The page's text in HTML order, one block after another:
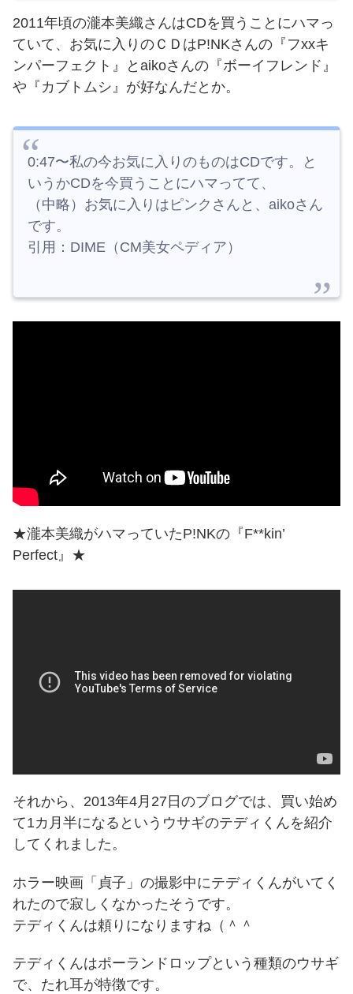
2011年頃の瀧本美織さんはCDを買うことにハマっ
ていて、お気に入りのＣＤはP!NKさんの『フxxキ
ンパーフェクト』とaikoさんの『ボーイフレンド』
や『カブトムシ』が好なんだとか。
0:47〜私の今お気に入りのものはCDです。と
いうかCDを今買うことにハマってて、
（中略）お気に入りはピンクさんと、aikoさん
です。
引用：DIME（CM美女ペディア）
★瀧本美織がハマっていたP!NKの『F**kin’
Perfect』★
それから、2013年4月27日のブログでは、買い始め
て1カ月半になるというウサギのテディくんを紹介
してくれました。
ホラー映画「貞子」の撮影中にテディくんがいてく
れたので寂しくなかったそうです。
テディくんは頼りになりますね（＾＾
テディくんはポーランドロップという種類のウサギ
で、たれ耳が特徴です。